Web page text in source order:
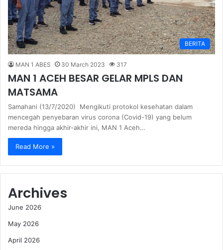
BERITA
MAN 1 ABES 30 March 2023 317
MAN 1 ACEH BESAR GELAR MPLS DAN
MATSAMA
Samahani (13/7/2020) Mengikuti protokol kesehatan dalam
mencegah penyebaran virus corona (Covid-19) yang belum
mereda hingga akhir-akhir ini, MAN 1 Aceh…
Read More »
Archives
June 2026
May 2026
April 2026